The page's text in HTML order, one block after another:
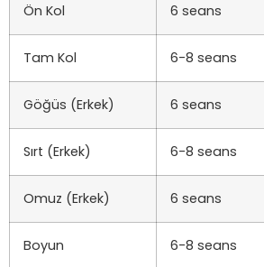
Ön Kol 6 seans
Tam Kol 6-8 seans
Göğüs (Erkek) 6 seans
Sırt (Erkek) 6-8 seans
Omuz (Erkek) 6 seans
Boyun 6-8 seans